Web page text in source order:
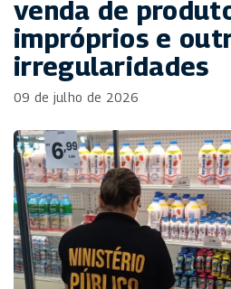
venda de
impróprios e
irregularidades
09 de julho de 2026